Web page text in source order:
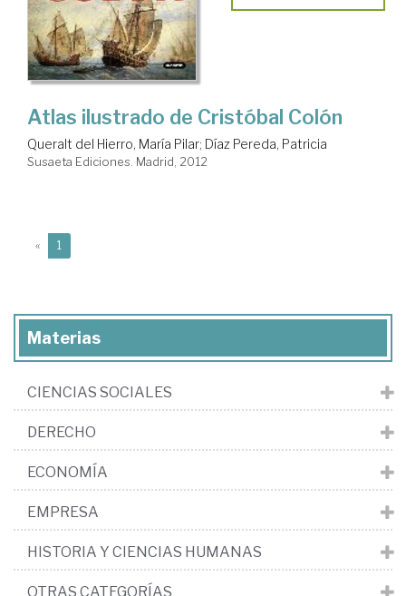
Atlas ilustrado de Cristóbal Colón
Queralt del Hierro, María Pilar; Díaz Pereda, Patricia
Susaeta Ediciones. Madrid, 2012
« 1
Materias
CIENCIAS SOCIALES
DERECHO
ECONOMÍA
EMPRESA
HISTORIA Y CIENCIAS HUMANAS
OTRAS CATEGORÍAS